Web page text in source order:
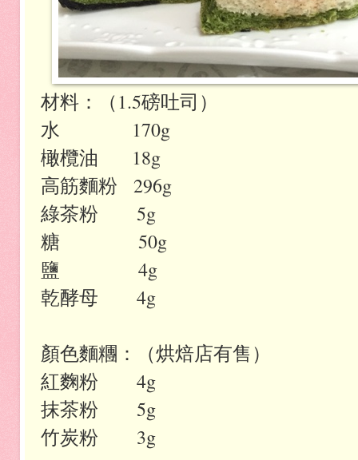
材料：（1.5磅吐司）
水 170g
橄欖油 18g
高筋麵粉 296g
綠茶粉 5g
糖 50g
鹽 4g
乾酵母 4g
顏色麵糰：（烘焙店有售）
紅麴粉 4g
抹茶粉 5g
竹炭粉 3g